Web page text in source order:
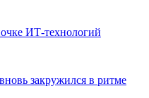
ИТ-технологий
закружился в ритме